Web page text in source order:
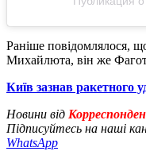
Раніше повідомлялося,
Михайлюта, він же
Київ зазнав ракетного
Новини від
Підписуйтесь на наші
WhatsApp